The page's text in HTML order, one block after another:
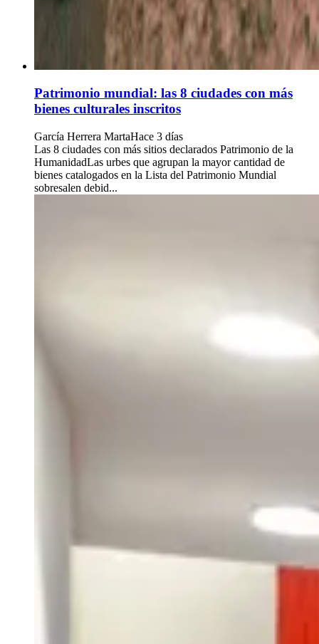
Patrimonio mundial: las 8 ciudades con más
bienes culturales inscritos
García Herrera MartaHace 3 días
Las 8 ciudades con más sitios declarados Patrimonio de la
HumanidadLas urbes que agrupan la mayor cantidad de
bienes catalogados en la Lista del Patrimonio Mundial
sobresalen debid...